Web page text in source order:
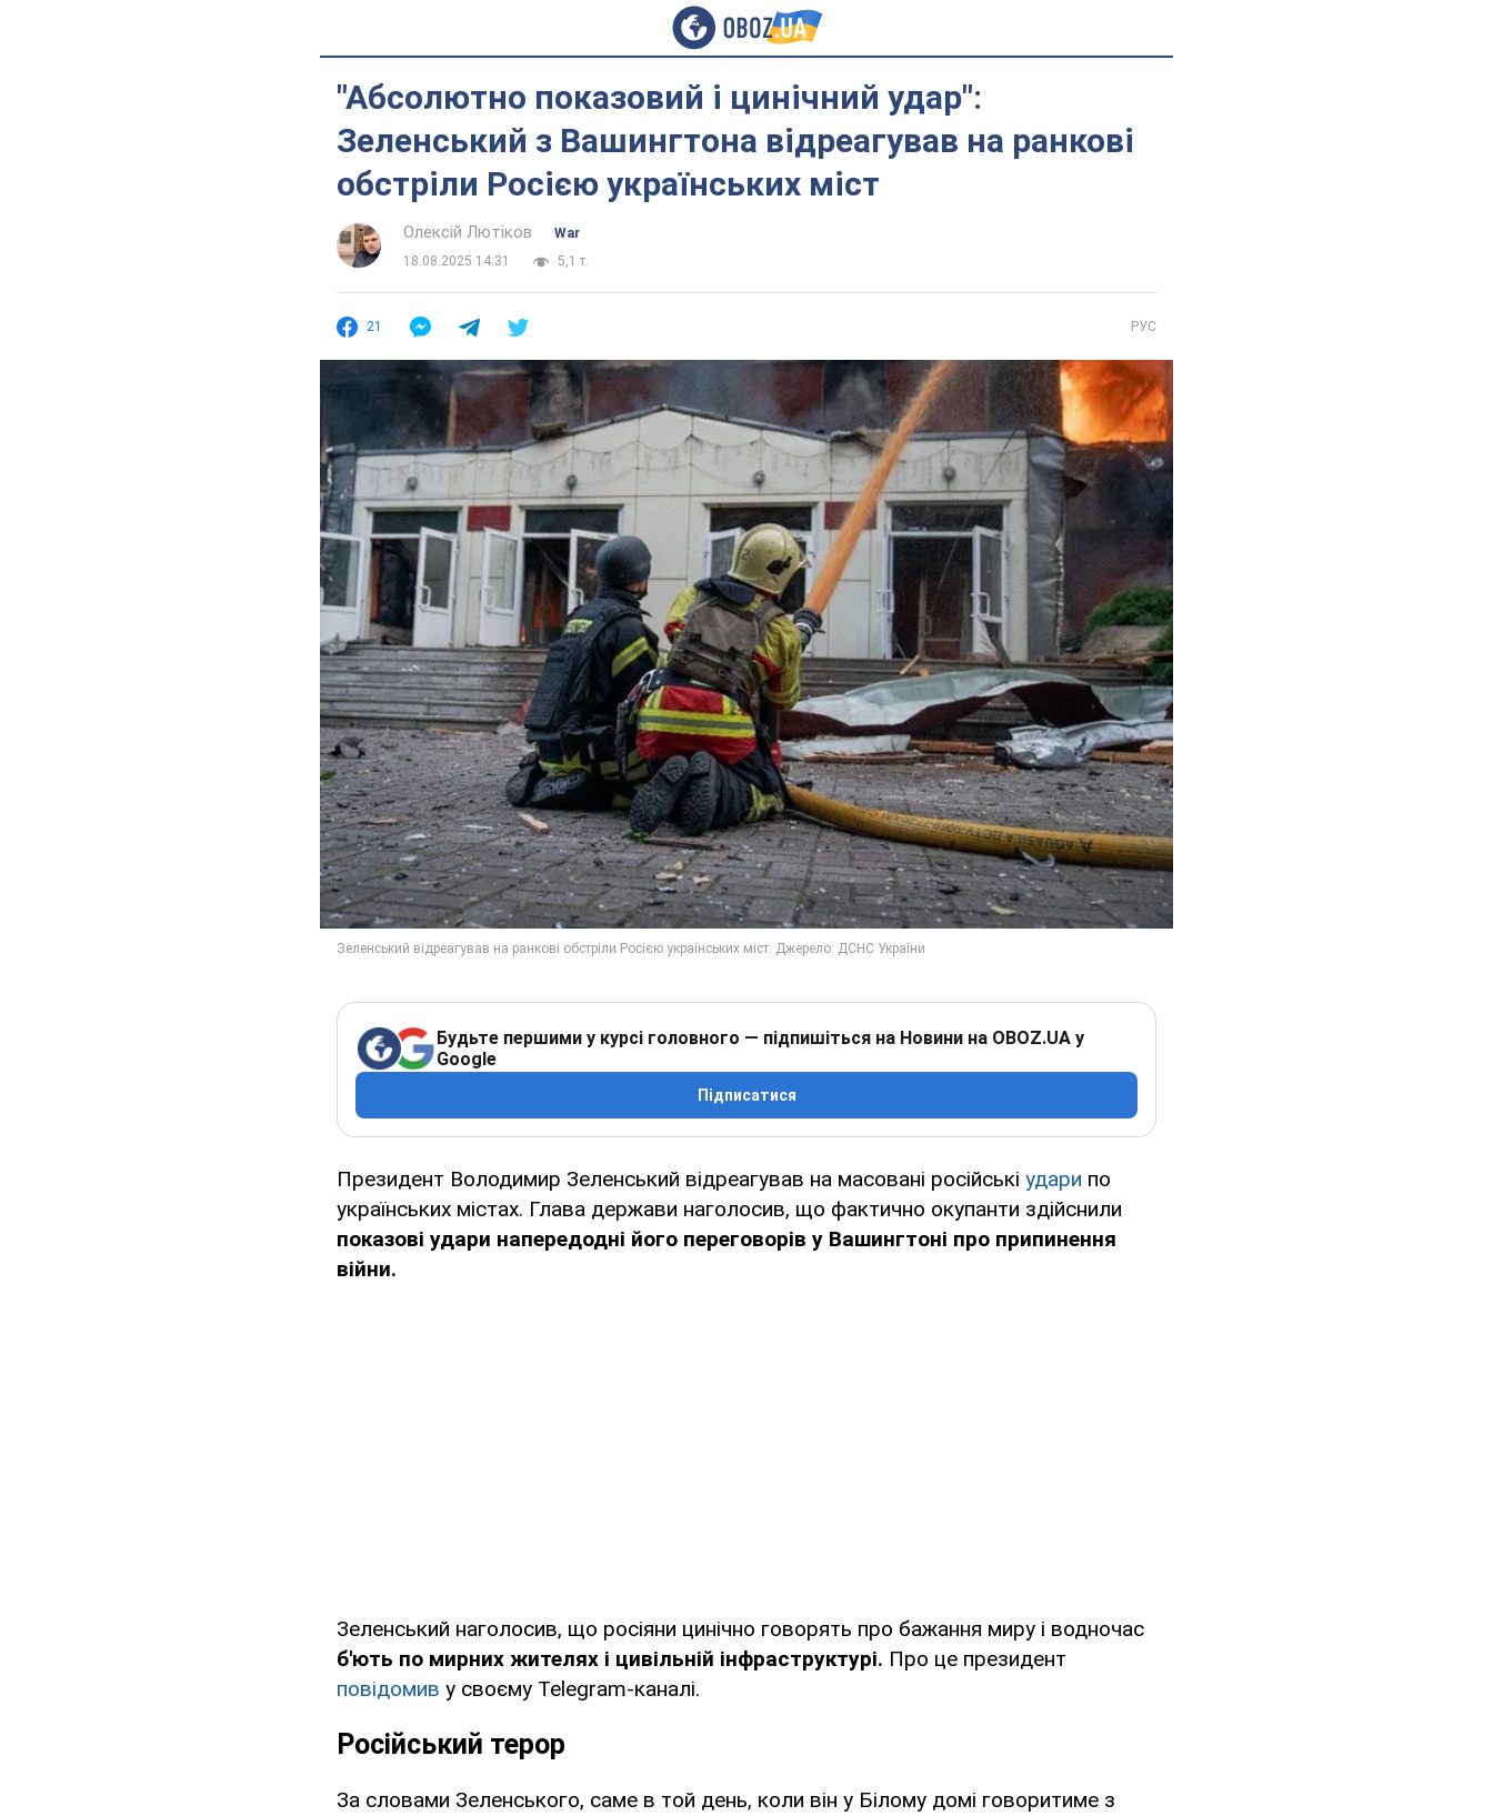
"Абсолютно показовий і цинічний удар":
Зеленський з Вашингтона відреагував на ранкові
обстріли Росією українських міст
Олексій Лютіков
War
18.08.2025 14:31
5,1 т.
21 РУС
Будьте першими у курсі головного — підпишіться на Новини на OBOZ.UA у
Google
Підписатися
Президент Володимир Зеленський відреагував на масовані російські удари по
українських містах. Глава держави наголосив, що фактично окупанти здійснили
показові удари напередодні його переговорів у Вашингтоні про припинення
війни.
Зеленський наголосив, що росіяни цинічно говорять про бажання миру і водночас
б'ють по мирних жителях і цивільній інфраструктурі. Про це президент
повідомив у своєму Telegram-каналі.
Російський терор
За словами Зеленського, саме в той день, коли він у Білому домі говоритиме з